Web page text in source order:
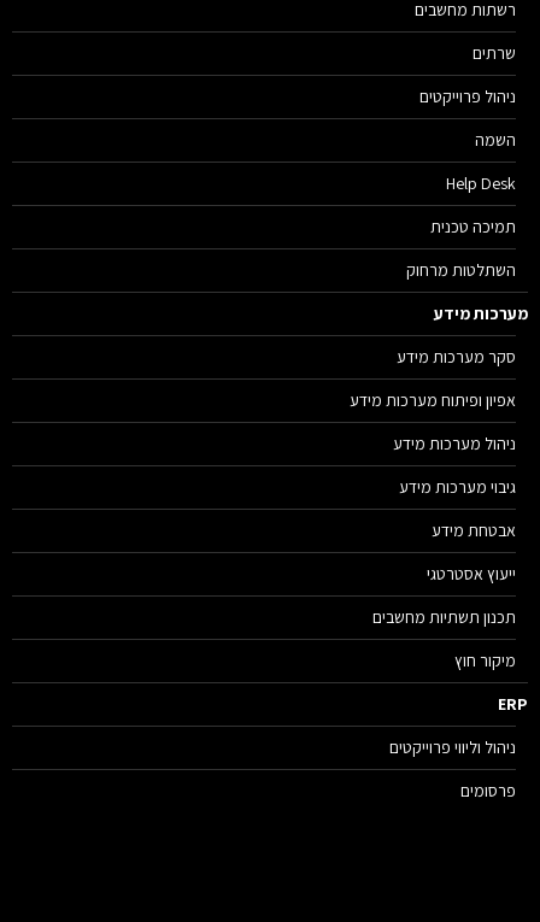
רשתות מחשבים
שרתים
ניהול פרוייקטים
השמה
Help Desk
תמיכה טכנית
השתלטות מרחוק
מידע
סקר מערכות מידע
אפיון ופיתוח מערכות מידע
ניהול מערכות מידע
גיבוי מערכות מידע
אבטחת מידע
ייעוץ אסטרטגי
תכנון תשתיות מחשבים
מיקור חוץ
ניהול וליווי פרוייקטים
פרסומים